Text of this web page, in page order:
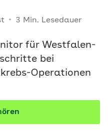
3 Min. Lesedauer
für Westfalen-
bei
Operationen